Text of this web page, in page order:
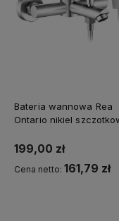
Bateria wannowa Rea
Ontario nikiel
kodem REA5
199,00 zł
Cena netto: 161,79 zł